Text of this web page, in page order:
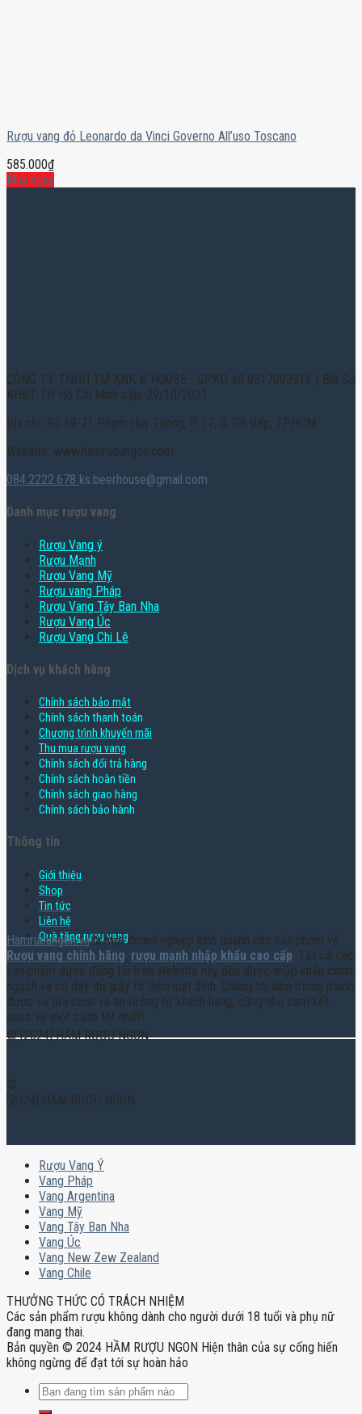
Rượu vang đỏ Leonardo da Vinci Governo All’uso Toscano
585.000₫
Mua ngay
CÔNG TY TNHH TM XNK K HOUSE - GPKD số 0317003916 | Bởi Sở
KHĐT TP. Hồ Chí Minh cấp: 29/10/2021
Địa chỉ: Số 69-71 Phạm Huy Thông, P. 17, Q. Gò Vấp, TPHCM
Website: www.hamruoungon.com
084.2222.678 ks.beerhouse@gmail.com
Danh mục rượu vang
Rượu Vang ý
Rượu Mạnh
Rượu Vang Mỹ
Rượu vang Pháp
Rượu Vang Tây Ban Nha
Rượu Vang Úc
Rượu Vang Chi Lê
Dịch vụ khách hàng
Chính sách bảo mật
Chính sách thanh toán
Chương trình khuyến mãi
Thu mua rượu vang
Chính sách đổi trả hàng
Chính sách hoàn tiền
Chính sách giao hàng
Chính sách bảo hành
Thông tin
Giới thiệu
Shop
Tin tức
Liên hệ
Quà tặng rượu vang
Hamruoungon.vnlà một doanh nghiệp kinh doanh các sản phẩm về
Rượu vang chính hãng, rượu mạnh nhập khẩu cao cấp . Tất cả các
sản phẩm được đăng tải trên Website này đều được nhập khẩu chính
ngạch và có đầy đủ giấy tờ theo luật định. Chúng tôi luôn mong muốn
được sự lựa chọn và tin tưởng từ khách hàng, cũng như cam kết
phục vụ một cách tốt nhất!
© [2024] HẦM RƯỢU NGON
©
[2024] HẦM RƯỢU NGON
Rượu Vang Ý
Vang Pháp
Vang Argentina
Vang Mỹ
Vang Tây Ban Nha
Vang Úc
Vang New Zew Zealand
Vang Chile
THƯỞNG THỨC CÓ TRÁCH NHIỆM
Các sản phẩm rượu không dành cho người dưới 18 tuổi và phụ nữ
đang mang thai.
Bản quyền © 2024 HẦM RƯỢU NGON Hiện thân của sự cống hiến
không ngừng để đạt tới sự hoàn hảo
Tìm
kiếm: